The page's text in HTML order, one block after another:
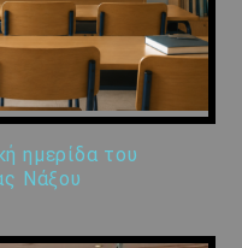
ημερίδα του
Νάξου